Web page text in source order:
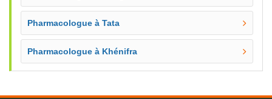
Pharmacologue à Tata
Pharmacologue à Khénifra